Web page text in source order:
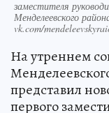
заместителя
Менделеевского
vk.com/
На утреннем
представил
первого